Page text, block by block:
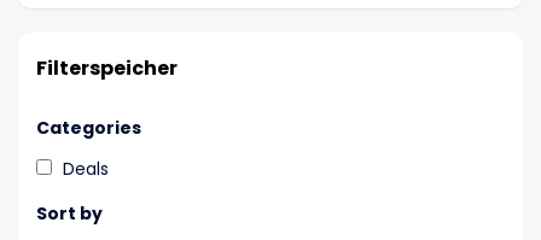
Filterspeicher
Categories
Deals
Sort by